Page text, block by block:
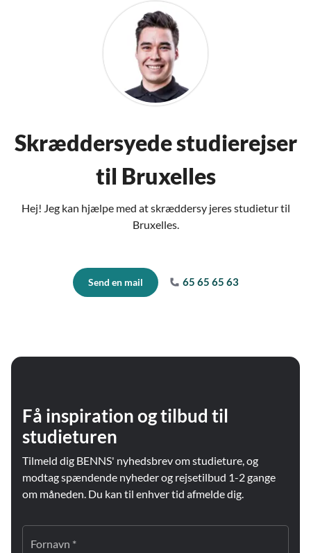
Skræddersyede studierejser
til Bruxelles
Hej! Jeg kan hjælpe med at skræddersy jeres studietur til
Bruxelles.
Send en mail 65 65 65 63
Få inspiration og tilbud til
studieturen
Tilmeld dig BENNS' nyhedsbrev om studieture, og
modtag spændende nyheder og rejsetilbud 1-2 gange
om måneden. Du kan til enhver tid afmelde dig.
Fornavn *